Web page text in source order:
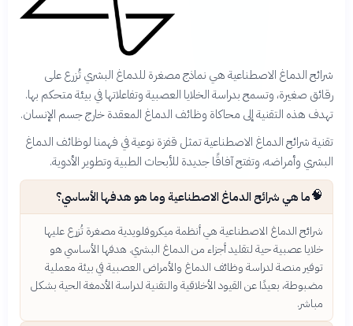
شرائح الدماغ الاصطناعية هي نماذج مصغرة للدماغ البشري تُزرع على
رقائق صغيرة، وتسمح بدراسة الخلايا العصبية وتفاعلاتها في بيئة متحكم بها.
تهدف هذه التقنية إلى محاكاة وظائف الدماغ المعقدة خارج جسم الإنسان.
تقنية شرائح الدماغ الاصطناعية تمثل قفزة نوعية في فهمنا لوظائف الدماغ
البشري وأمراضه، وتفتح آفاقًا جديدة للأبحاث الطبية وتطوير الأدوية.
🧠ما هي شرائح الدماغ الاصطناعية وما هو هدفها الأساسي؟
شرائح الدماغ الاصطناعية هي أنظمة ميكروفلويدية مصغرة تُزرع عليها
خلايا عصبية حية لتقليد أجزاء من الدماغ البشري. هدفها الأساسي هو
توفير منصة لدراسة وظائف الدماغ والأمراض العصبية في بيئة معملية
مضبوطة، بعيدًا عن القيود الأخلاقية والتقنية لدراسة الأدمغة الحية بشكل
مباشر.